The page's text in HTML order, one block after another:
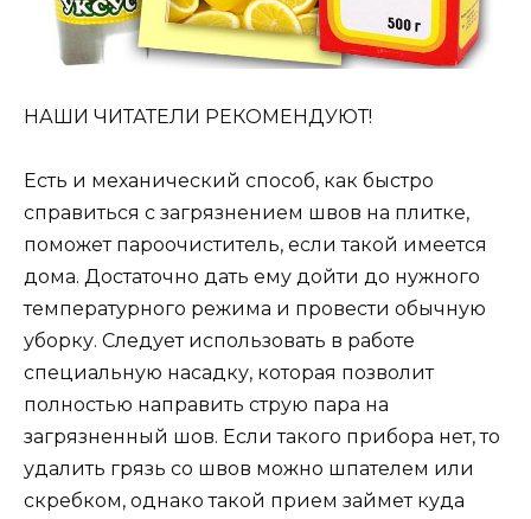
НАШИ ЧИТАТЕЛИ РЕКОМЕНДУЮТ!
Есть и механический способ, как быстро
справиться с загрязнением швов на плитке,
поможет пароочиститель, если такой имеется
дома. Достаточно дать ему дойти до нужного
температурного режима и провести обычную
уборку. Следует использовать в работе
специальную насадку, которая позволит
полностью направить струю пара на
загрязненный шов. Если такого прибора нет, то
удалить грязь со швов можно шпателем или
скребком, однако такой прием займет куда